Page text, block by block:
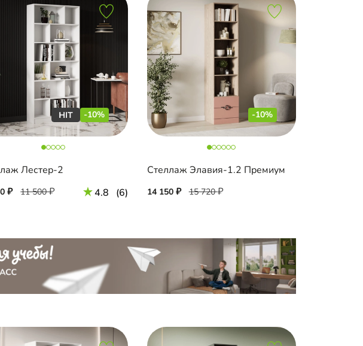
-10%
Лестер-2
11 500 4.8 (6)
-10%
Стеллаж Элавия-1.2 Премиум
14 150 15 720